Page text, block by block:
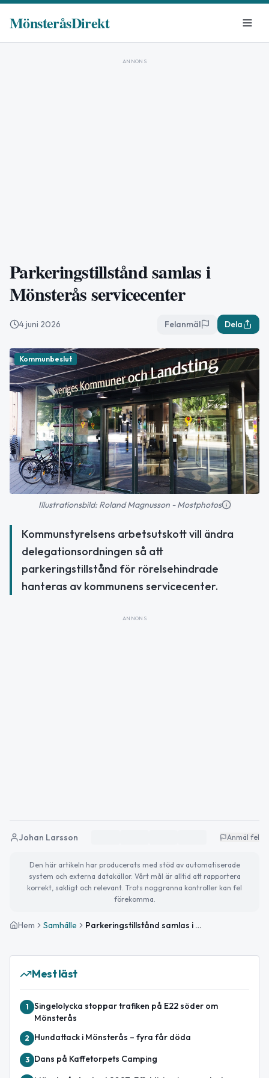
MönsteråsDirekt
ANNONS
Parkeringstillstånd samlas i
Mönsterås servicecenter
4 juni 2026 Felanmäl Dela
Kommunbeslut
Illustrationsbild: Roland Magnusson - Mostphotos
Kommunstyrelsens arbetsutskott vill ändra
delegationsordningen så att
parkeringstillstånd för rörelsehindrade
hanteras av kommunens servicecenter.
ANNONS
Johan Larsson Anmäl fel
Den här artikeln har producerats med stöd av automatiserade
system och externa datakällor. Vårt mål är alltid att rapportera
korrekt, sakligt och relevant. Trots noggranna kontroller kan fel
förekomma.
Hem Samhälle Parkeringstillstånd samlas i Mönsterås servicecenter
Mest läst
1
Singelolycka stoppar trafiken på E22 söder om
Mönsterås
2 Hundattack i Mönsterås – fyra får döda
3 Dans på Kaffetorpets Camping